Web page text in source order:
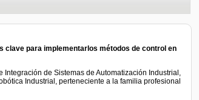
clave para implementarlos métodos de control en
de Sistemas de Automatización Industrial,
Industrial, perteneciente a la familia profesional